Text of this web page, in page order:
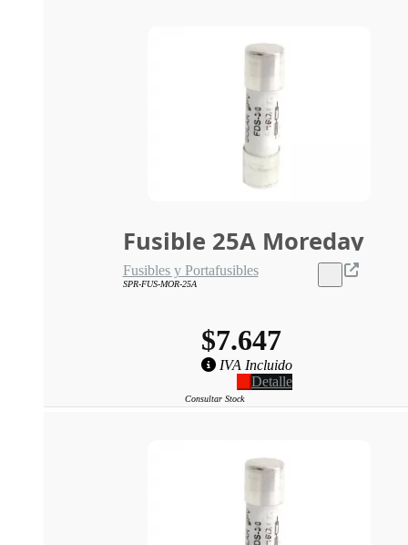
Fusible 25A Moreday
Fusibles y Portafusibles
SPR-FUS-MOR-25A
$7.647
IVA Incluido
Detalle
Consultar Stock